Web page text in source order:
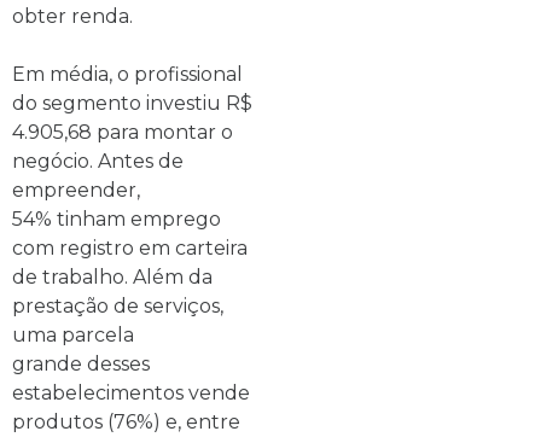
obter renda.
Em média, o profissional
do segmento investiu R$
4.905,68 para montar o
negócio. Antes de
empreender,
54% tinham emprego
com registro em carteira
de trabalho. Além da
prestação de serviços,
uma parcela
grande desses
estabelecimentos vende
produtos (76%) e, entre